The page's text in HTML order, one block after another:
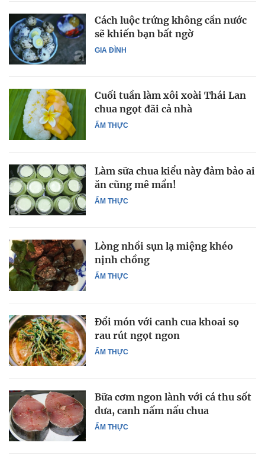
GIA ĐÌNH
Cách luộc trứng không cần nước
sẽ khiến bạn bất ngờ
ẨM THỰC
Cuối tuần làm xôi xoài Thái Lan
chua ngọt đãi cả nhà
ẨM THỰC
Làm sữa chua kiểu này đảm bảo ai
ăn cũng mê mẩn!
ẨM THỰC
Lòng nhồi sụn lạ miệng khéo
nịnh chồng
ẨM THỰC
Đổi món với canh cua khoai sọ
rau rút ngọt ngon
ẨM THỰC
Bữa cơm ngon lành với cá thu sốt
dưa, canh nấm nấu chua